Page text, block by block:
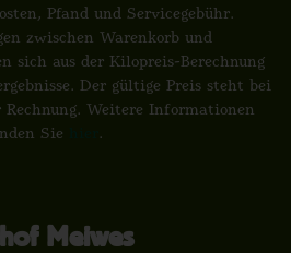
Pfand und Servicegebühr.
zwischen Warenkorb und
sich aus der Kilopreis-Berechnung
Der gültige Preis steht bei
Weitere Informationen
Sie
.
Meiwes